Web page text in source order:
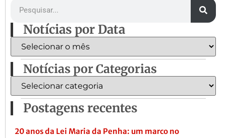
Notícias por Data
Notícias por Categorias
Postagens recentes
20 anos da Lei Maria da Penha: um marco no